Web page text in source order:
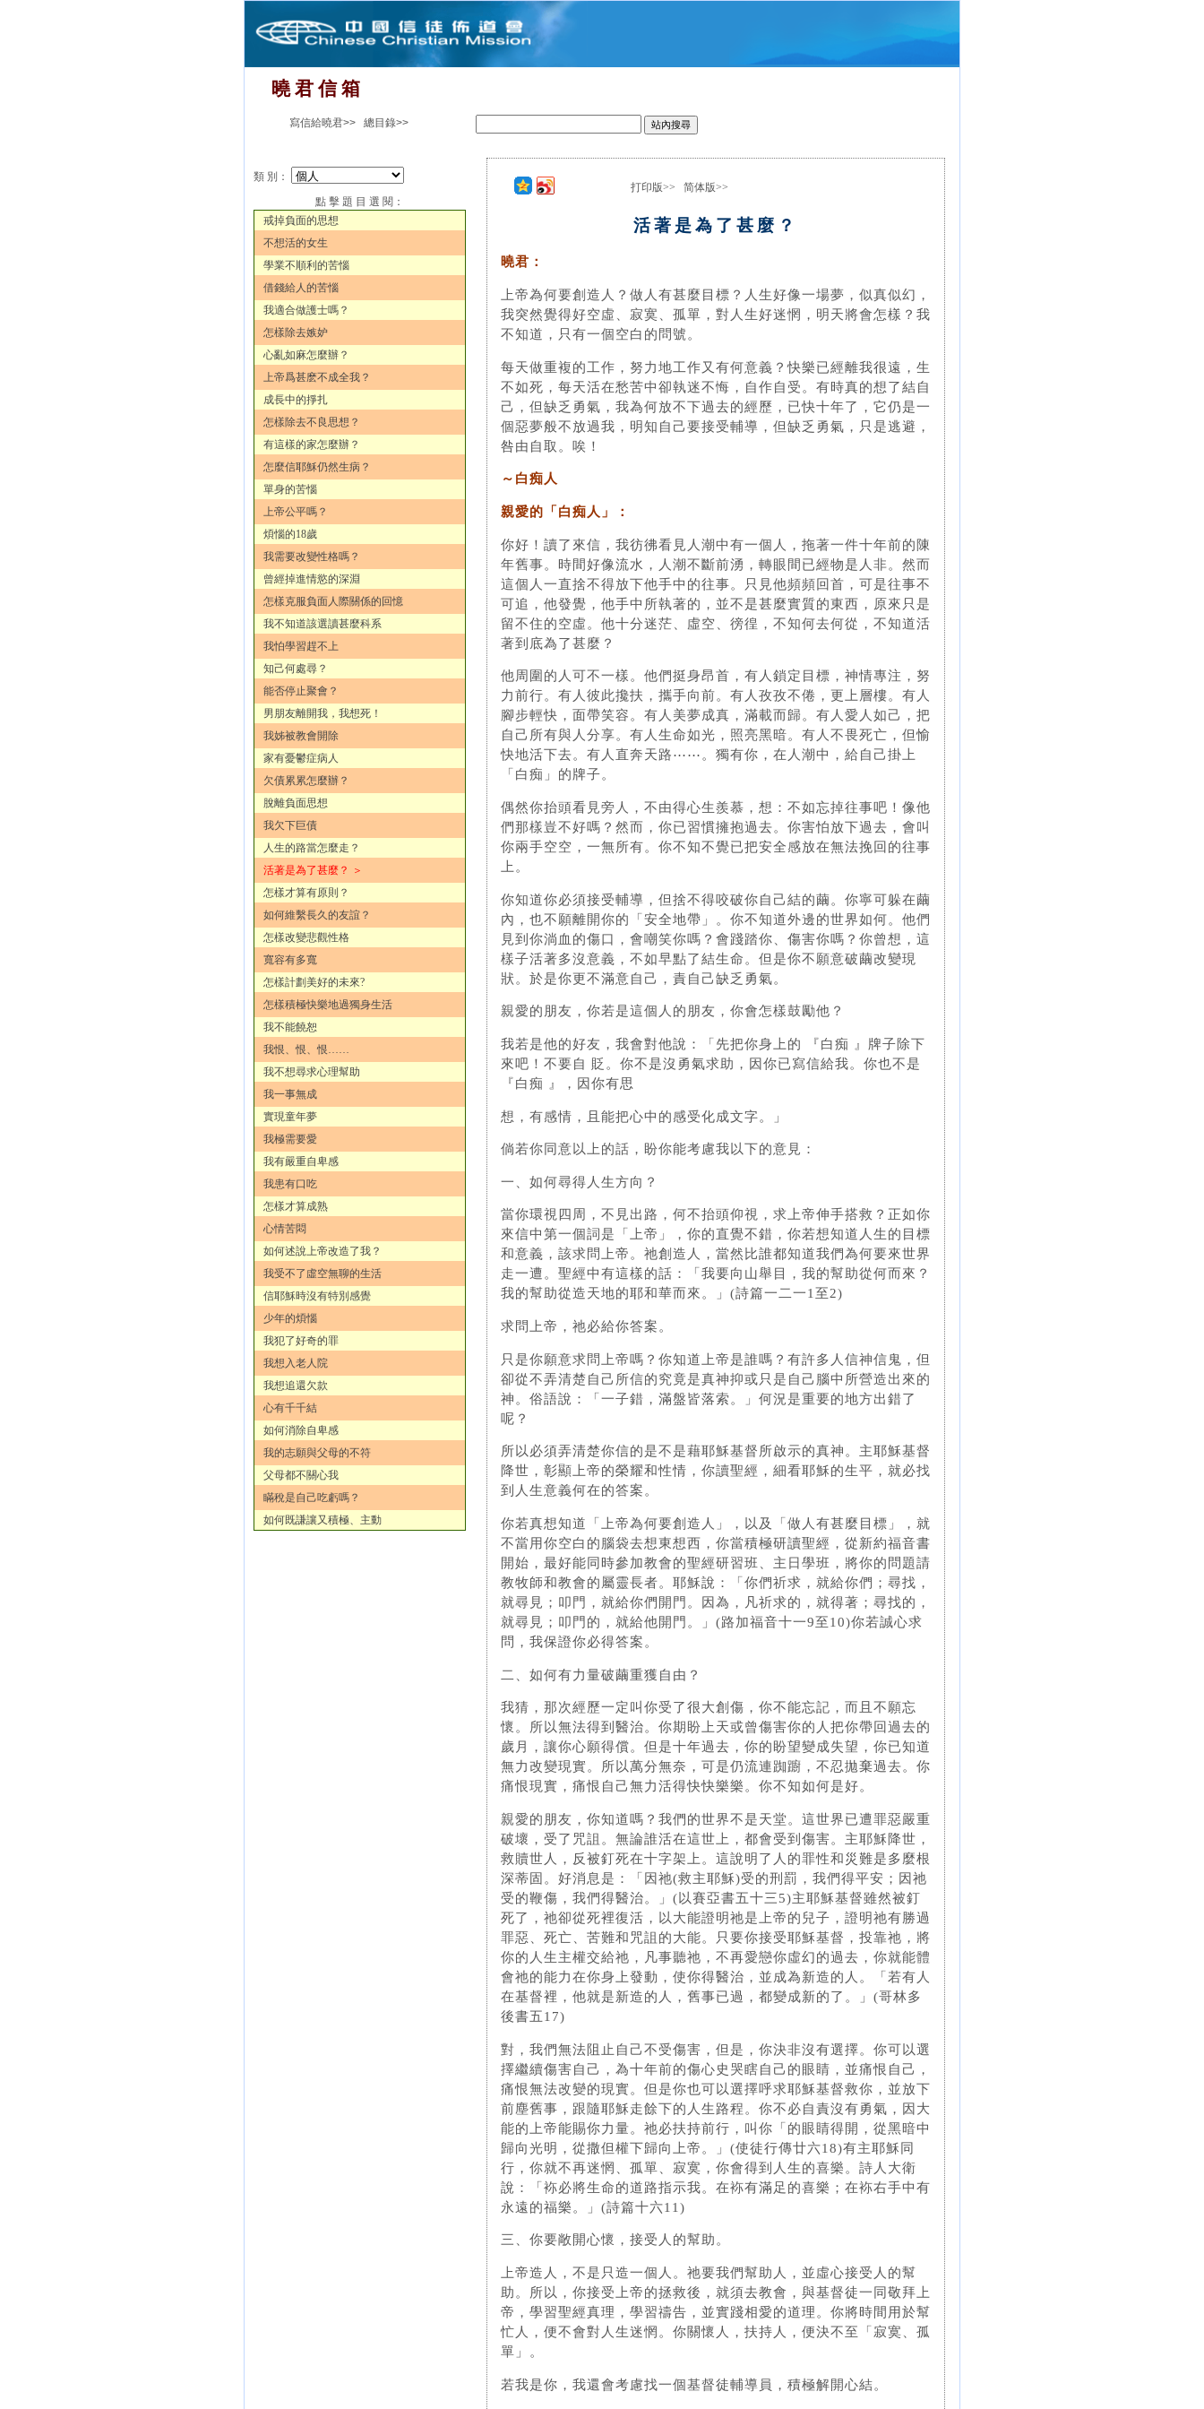
曉 君 信 箱
寫信給曉君>> 總目錄>>
類 別：
點 擊 題 目 選 閱：
戒掉負面的思想
不想活的女生
學業不順利的苦惱
借錢給人的苦惱
我適合做護士嗎？
怎樣除去嫉妒
心亂如麻怎麼辦？
上帝爲甚麽不成全我？
成長中的掙扎
怎樣除去不良思想？
有這樣的家怎麼辦？
怎麼信耶穌仍然生病？
單身的苦惱
上帝公平嗎？
煩惱的18歲
我需要改變性格嗎？
曾經掉進情慾的深淵
怎樣克服負面人際關係的回憶
我不知道該選讀甚麼科系
我怕學習趕不上
知己何處尋？
能否停止聚會？
男朋友離開我，我想死！
我姊被教會開除
家有憂鬱症病人
欠債累累怎麼辦？
脫離負面思想
我欠下巨債
人生的路當怎麼走？
活著是為了甚麼？ ＞
怎樣才算有原則？
如何維繫長久的友誼？
怎樣改變悲觀性格
寬容有多寬
怎樣計劃美好的未來?
怎樣積極快樂地過獨身生活
我不能饒恕
我恨、恨、恨……
我不想尋求心理幫助
我一事無成
實現童年夢
我極需要愛
我有嚴重自卑感
我患有口吃
怎樣才算成熟
心情苦悶
如何述說上帝改造了我？
我受不了虛空無聊的生活
信耶穌時沒有特別感覺
少年的煩惱
我犯了好奇的罪
我想入老人院
我想追還欠款
心有千千結
如何消除自卑感
我的志願與父母的不符
父母都不關心我
瞞稅是自己吃虧嗎？
如何既謙讓又積極、主動
打印版>> 简体版>>
活著是為了甚麼？
曉君：
上帝為何要創造人？做人有甚麼目標？人生好像一場夢，似真似幻，
我突然覺得好空虛、寂寞、孤單，對人生好迷惘，明天將會怎樣？我
不知道，只有一個空白的問號。
每天做重複的工作，努力地工作又有何意義？快樂已經離我很遠，生
不如死，每天活在愁苦中卻執迷不悔，自作自受。有時真的想了結自
己，但缺乏勇氣，我為何放不下過去的經歷，已快十年了，它仍是一
個惡夢般不放過我，明知自己要接受輔導，但缺乏勇氣，只是逃避，
咎由自取。唉！
～白痴人
親愛的「白痴人」：
你好！讀了來信，我彷彿看見人潮中有一個人，拖著一件十年前的陳
年舊事。時間好像流水，人潮不斷前湧，轉眼間已經物是人非。然而
這個人一直捨不得放下他手中的往事。只見他頻頻回首，可是往事不
可追，他發覺，他手中所執著的，並不是甚麼實質的東西，原來只是
留不住的空虛。他十分迷茫、虛空、徬徨，不知何去何從，不知道活
著到底為了甚麼？
他周圍的人可不一樣。他們挺身昂首，有人鎖定目標，神情專注，努
力前行。有人彼此攙扶，攜手向前。有人孜孜不倦，更上層樓。有人
腳步輕快，面帶笑容。有人美夢成真，滿載而歸。有人愛人如己，把
自己所有與人分享。有人生命如光，照亮黑暗。有人不畏死亡，但愉
快地活下去。有人直奔天路⋯⋯。獨有你，在人潮中，給自己掛上
「白痴」的牌子。
偶然你抬頭看見旁人，不由得心生羨慕，想：不如忘掉往事吧！像他
們那樣豈不好嗎？然而，你已習慣擁抱過去。你害怕放下過去，會叫
你兩手空空，一無所有。你不知不覺已把安全感放在無法挽回的往事
上。
你知道你必須接受輔導，但捨不得咬破你自己結的繭。你寧可躲在繭
內，也不願離開你的「安全地帶」。你不知道外邊的世界如何。他們
見到你淌血的傷口，會嘲笑你嗎？會踐踏你、傷害你嗎？你曾想，這
樣子活著多沒意義，不如早點了結生命。但是你不願意破繭改變現
狀。於是你更不滿意自己，責自己缺乏勇氣。
親愛的朋友，你若是這個人的朋友，你會怎樣鼓勵他？
我若是他的好友，我會對他說：「先把你身上的 『白痴 』牌子除下
來吧！不要自 貶。你不是沒勇氣求助，因你已寫信給我。你也不是
『白痴 』，因你有思
想，有感情，且能把心中的感受化成文字。」
倘若你同意以上的話，盼你能考慮我以下的意見：
一、如何尋得人生方向？
當你環視四周，不見出路，何不抬頭仰視，求上帝伸手搭救？正如你
來信中第一個詞是「上帝」，你的直覺不錯，你若想知道人生的目標
和意義，該求問上帝。祂創造人，當然比誰都知道我們為何要來世界
走一遭。聖經中有這樣的話：「我要向山舉目，我的幫助從何而來？
我的幫助從造天地的耶和華而來。」(詩篇一二一1至2)
求問上帝，祂必給你答案。
只是你願意求問上帝嗎？你知道上帝是誰嗎？有許多人信神信鬼，但
卻從不弄清楚自己所信的究竟是真神抑或只是自己腦中所營造出來的
神。俗語說：「一子錯，滿盤皆落索。」何況是重要的地方出錯了
呢？
所以必須弄清楚你信的是不是藉耶穌基督所啟示的真神。主耶穌基督
降世，彰顯上帝的榮耀和性情，你讀聖經，細看耶穌的生平，就必找
到人生意義何在的答案。
你若真想知道「上帝為何要創造人」，以及「做人有甚麼目標」，就
不當用你空白的腦袋去想東想西，你當積極研讀聖經，從新約福音書
開始，最好能同時參加教會的聖經研習班、主日學班，將你的問題請
教牧師和教會的屬靈長者。耶穌說：「你們祈求，就給你們；尋找，
就尋見；叩門，就給你們開門。因為，凡祈求的，就得著；尋找的，
就尋見；叩門的，就給他開門。」(路加福音十一9至10)你若誠心求
問，我保證你必得答案。
二、如何有力量破繭重獲自由？
我猜，那次經歷一定叫你受了很大創傷，你不能忘記，而且不願忘
懷。所以無法得到醫治。你期盼上天或曾傷害你的人把你帶回過去的
歲月，讓你心願得償。但是十年過去，你的盼望變成失望，你已知道
無力改變現實。所以萬分無奈，可是仍流連踟躕，不忍拋棄過去。你
痛恨現實，痛恨自己無力活得快快樂樂。你不知如何是好。
親愛的朋友，你知道嗎？我們的世界不是天堂。這世界已遭罪惡嚴重
破壞，受了咒詛。無論誰活在這世上，都會受到傷害。主耶穌降世，
救贖世人，反被釘死在十字架上。這說明了人的罪性和災難是多麼根
深蒂固。好消息是：「因祂(救主耶穌)受的刑罰，我們得平安；因祂
受的鞭傷，我們得醫治。」(以賽亞書五十三5)主耶穌基督雖然被釘
死了，祂卻從死裡復活，以大能證明祂是上帝的兒子，證明祂有勝過
罪惡、死亡、苦難和咒詛的大能。只要你接受耶穌基督，投靠祂，將
你的人生主權交給祂，凡事聽祂，不再愛戀你虛幻的過去，你就能體
會祂的能力在你身上發動，使你得醫治，並成為新造的人。「若有人
在基督裡，他就是新造的人，舊事已過，都變成新的了。」(哥林多
後書五17)
對，我們無法阻止自己不受傷害，但是，你決非沒有選擇。你可以選
擇繼續傷害自己，為十年前的傷心史哭瞎自己的眼睛，並痛恨自己，
痛恨無法改變的現實。但是你也可以選擇呼求耶穌基督救你，並放下
前塵舊事，跟隨耶穌走餘下的人生路程。你不必自責沒有勇氣，因大
能的上帝能賜你力量。祂必扶持前行，叫你「的眼睛得開，從黑暗中
歸向光明，從撒但權下歸向上帝。」(使徒行傳廿六18)有主耶穌同
行，你就不再迷惘、孤單、寂寞，你會得到人生的喜樂。詩人大衛
說：「袮必將生命的道路指示我。在袮有滿足的喜樂；在袮右手中有
永遠的福樂。」(詩篇十六11)
三、你要敞開心懷，接受人的幫助。
上帝造人，不是只造一個人。祂要我們幫助人，並虛心接受人的幫
助。所以，你接受上帝的拯救後，就須去教會，與基督徒一同敬拜上
帝，學習聖經真理，學習禱告，並實踐相愛的道理。你將時間用於幫
忙人，便不會對人生迷惘。你關懷人，扶持人，便決不至「寂寞、孤
單」。
若我是你，我還會考慮找一個基督徒輔導員，積極解開心結。